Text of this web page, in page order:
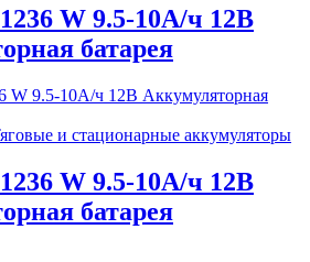
W 9.5-10А/ч 12В
батарея
и стационарные аккумуляторы
W 9.5-10А/ч 12В
батарея